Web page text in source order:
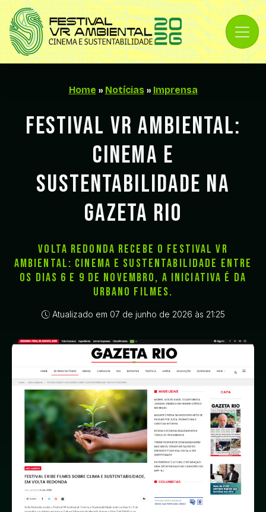
Ir para o conteúdo principal
Home » Notícias» Imprensa
Festival VR Ambiental:
Cinema e
Sustentabilidade na
Gazeta Rio
Volta Redonda recebe o Festival VR
Ambiental: Cinema e Sustentabilidade entre
os dias 6 e 9 de novembro, a iniciativa é da
Urbano Filmes.
Atualizado em 07 de junho de 2026 às 21:25